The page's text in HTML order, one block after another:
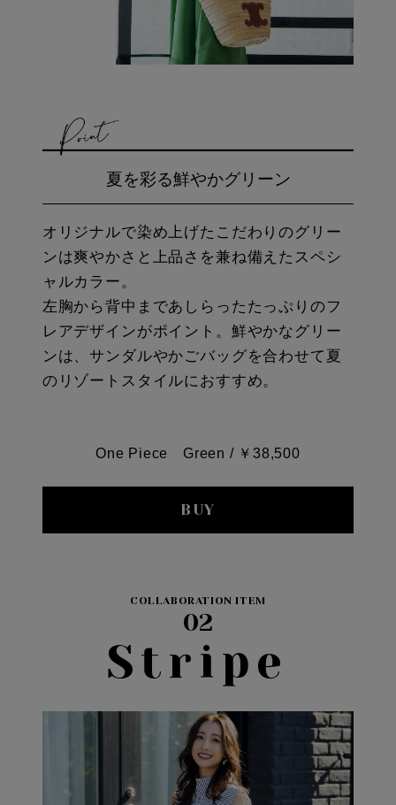
夏を彩る鮮やかグリーン
オリジナルで染め上げたこだわりのグリー
ンは爽やかさと上品さを兼ね備えたスペシ
ャルカラー。
左胸から背中まであしらったたっぷりのフ
レアデザインがポイント。鮮やかなグリー
ンは、サンダルやかごバッグを合わせて夏
のリゾートスタイルにおすすめ。
One Piece Green / ￥38,500
BUY
COLLABORATION ITEM
02
Stripe